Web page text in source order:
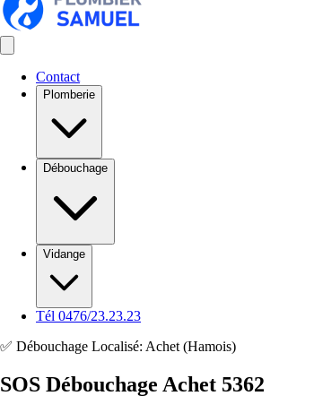
Contact
Plomberie
Débouchage
Vidange
Tél 0476/23.23.23
✅ Débouchage Localisé: Achet (Hamois)
SOS Débouchage Achet 5362